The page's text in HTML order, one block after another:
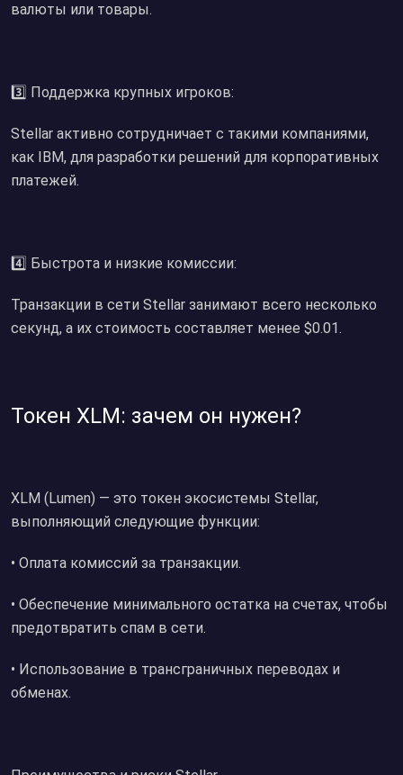
валюты или товары.
3️⃣ Поддержка крупных игроков:
Stellar активно сотрудничает с такими компаниями,
как IBM, для разработки решений для корпоративных
платежей.
4️⃣ Быстрота и низкие комиссии:
Транзакции в сети Stellar занимают всего несколько
секунд, а их стоимость составляет менее $0.01.
Токен XLM: зачем он нужен?
XLM (Lumen) — это токен экосистемы Stellar,
выполняющий следующие функции:
• Оплата комиссий за транзакции.
• Обеспечение минимального остатка на счетах, чтобы
предотвратить спам в сети.
• Использование в трансграничных переводах и
обменах.